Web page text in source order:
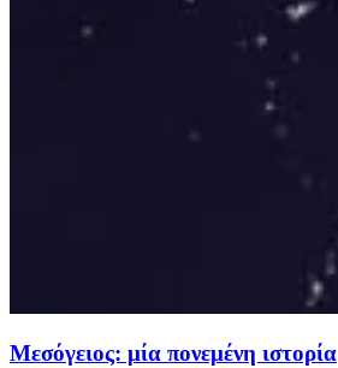
Μεσόγειος: μία πονεμένη ιστορία